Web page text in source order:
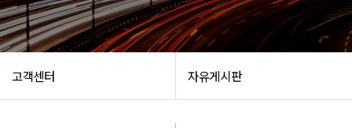
고객센터 자유게시판